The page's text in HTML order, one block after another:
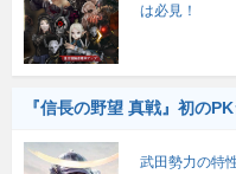
は必見！
『信長の野望 真戦』初の
武田勢力の特